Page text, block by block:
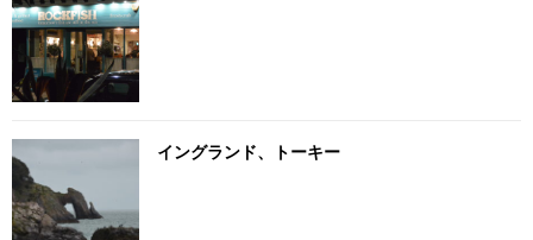
イングランド、トーキー